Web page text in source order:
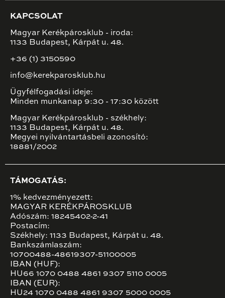
KAPCSOLAT
Magyar Kerékpárosklub - iroda:
1133 Budapest, Kárpát u. 48.
+36 (1) 3150590
info@kerekparosklub.hu
Ügyfélfogadási ideje:
Minden munkanap 9:30 - 17:30 között
Magyar Kerékpárosklub - székhely:
1133 Budapest, Kárpát u. 48.
Megyei nyilvántartásbeli azonosító:
18881/2002
TÁMOGATÁS:
1% kedvezményezett:
MAGYAR KERÉKPÁROSKLUB
Adószám: 18245402-2-41
Postacím:
Székhely: 1133 Budapest, Kárpát u. 48.
Bankszámlaszám:
10700488-48619307-51100005
IBAN (HUF):
HU66 1070 0488 4861 9307 5110 0005
IBAN (EUR):
HU24 1070 0488 4861 9307 5000 0005